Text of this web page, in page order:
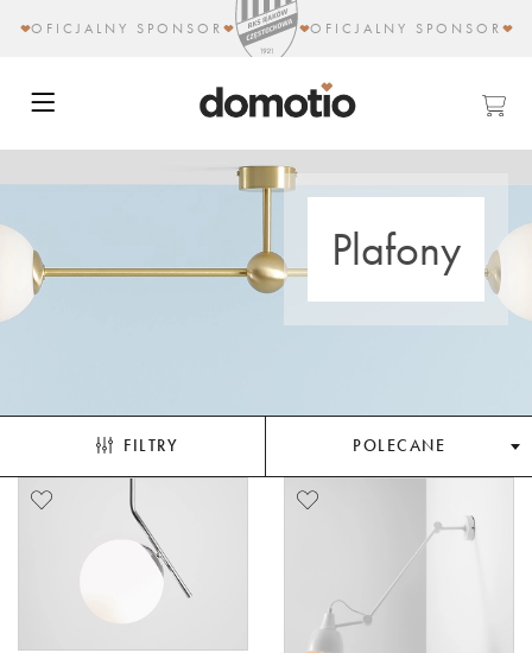
OFICJALNY SPONSOR OFICJALNY SPONSOR
Plafony
FILTRY POLECANE